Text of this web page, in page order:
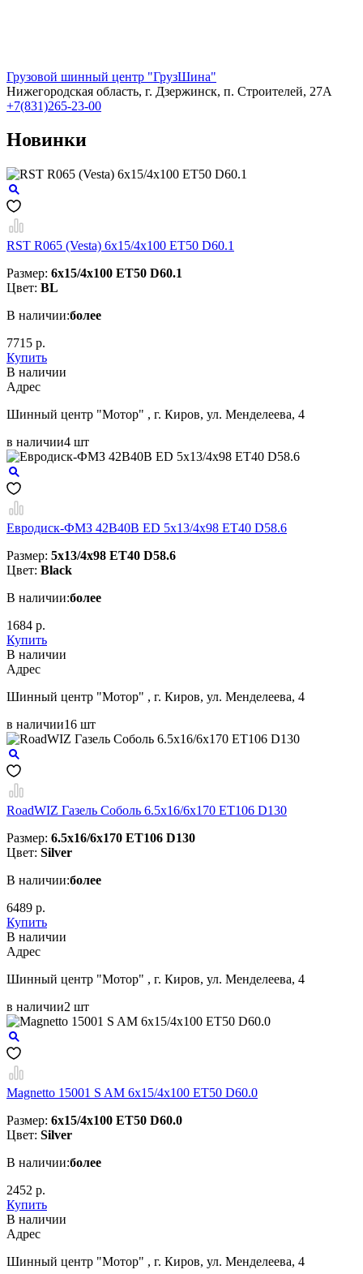
Грузовой шинный центр "ГрузШина"
Нижегородская область, г. Дзержинск, п. Строителей, 27А
+7(831)265-23-00
Новинки
RST R065 (Vesta) 6x15/4x100 ET50 D60.1
Размер: 6x15/4x100 ET50 D60.1
Цвет: BL
В наличии:более
7715 р.
Купить
В наличии
Aдрес
Шинный центр "Мотор" , г. Киров, ул. Менделеева, 4
в наличии4 шт
Евродиск-ФМЗ 42B40B ED 5x13/4x98 ЕТ40 D58.6
Размер: 5x13/4x98 ЕТ40 D58.6
Цвет: Black
В наличии:более
1684 р.
Купить
В наличии
Aдрес
Шинный центр "Мотор" , г. Киров, ул. Менделеева, 4
в наличии16 шт
RoadWIZ Газель Соболь 6.5x16/6x170 ET106 D130
Размер: 6.5x16/6x170 ET106 D130
Цвет: Silver
В наличии:более
6489 р.
Купить
В наличии
Aдрес
Шинный центр "Мотор" , г. Киров, ул. Менделеева, 4
в наличии2 шт
Magnetto 15001 S AM 6x15/4x100 ET50 D60.0
Размер: 6x15/4x100 ET50 D60.0
Цвет: Silver
В наличии:более
2452 р.
Купить
В наличии
Aдрес
Шинный центр "Мотор" , г. Киров, ул. Менделеева, 4